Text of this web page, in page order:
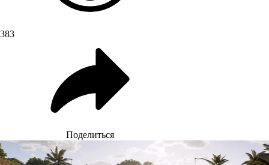
383
Поделиться